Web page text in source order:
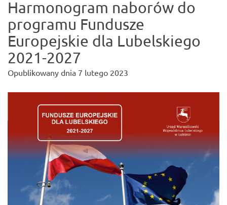
Harmonogram naborów do
programu Fundusze
Europejskie dla Lubelskiego
2021-2027
Opublikowany dnia 7 lutego 2023